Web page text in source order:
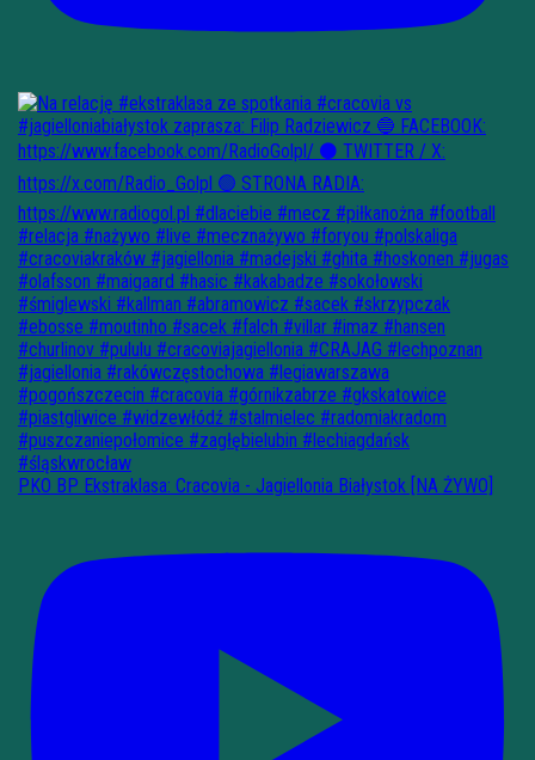
PKO BP Ekstraklasa: Cracovia - Jagiellonia Białystok [NA ŻYWO]